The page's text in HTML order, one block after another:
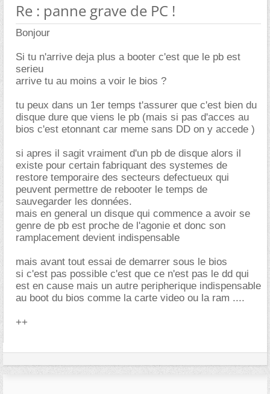
Re : panne grave de PC !
Bonjour
Si tu n'arrive deja plus a booter c'est que le pb est
serieu
arrive tu au moins a voir le bios ?
tu peux dans un 1er temps t'assurer que c'est bien du
disque dure que viens le pb (mais si pas d'acces au
bios c'est etonnant car meme sans DD on y accede )
si apres il sagit vraiment d'un pb de disque alors il
existe pour certain fabriquant des systemes de
restore temporaire des secteurs defectueux qui
peuvent permettre de rebooter le temps de
sauvegarder les données.
mais en general un disque qui commence a avoir se
genre de pb est proche de l'agonie et donc son
ramplacement devient indispensable
mais avant tout essai de demarrer sous le bios
si c'est pas possible c'est que ce n'est pas le dd qui
est en cause mais un autre peripherique indispensable
au boot du bios comme la carte video ou la ram ....
++